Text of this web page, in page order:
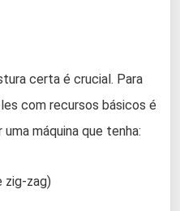
certa é crucial. Para
com recursos básicos é
máquina que tenha:
zig-zag)